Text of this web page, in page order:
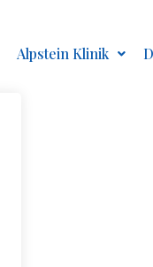
Alpstein Klinik